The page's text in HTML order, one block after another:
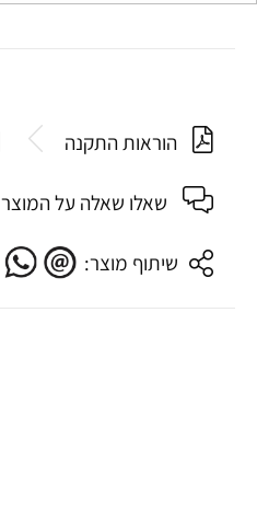
הוראות התקנה
שאלו שאלה על המוצר
שיתוף מוצר: